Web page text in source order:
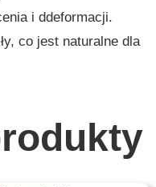
i ddeformacji.
co jest naturalne dla